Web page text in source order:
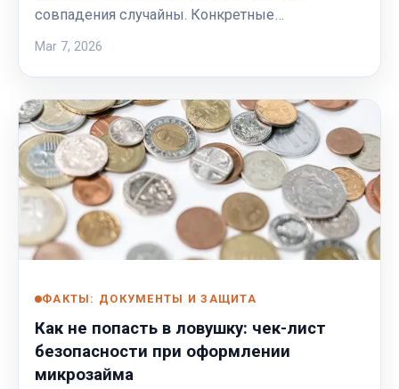
совпадения случайны. Конкретные…
Mar 7, 2026
ФАКТЫ: ДОКУМЕНТЫ И ЗАЩИТА
Как не попасть в ловушку: чек-лист
безопасности при оформлении
микрозайма